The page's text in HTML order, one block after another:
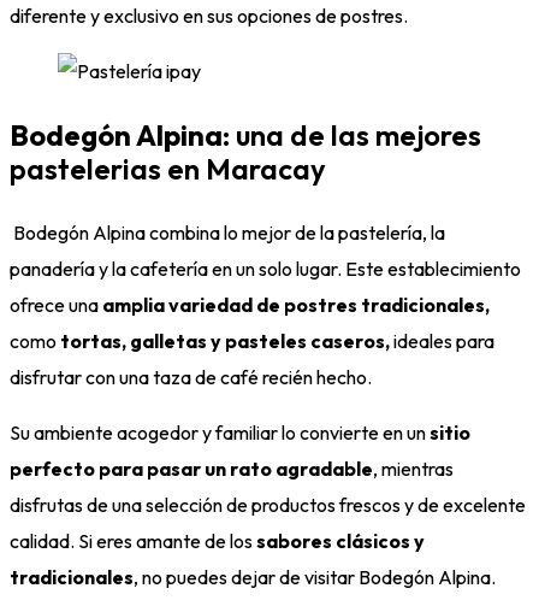
diferente y exclusivo en sus opciones de postres.
Bodegón Alpina: una de las mejores
pastelerias en Maracay
Bodegón Alpina combina lo mejor de la pastelería, la
panadería y la cafetería en un solo lugar. Este establecimiento
ofrece una amplia variedad de postres tradicionales,
como tortas, galletas y pasteles caseros,ideales para
disfrutar con una taza de café recién hecho.
Su ambiente acogedor y familiar lo convierte en unsitio
perfecto para pasar un rato agradable, mientras
disfrutas de una selección de productos frescos y de excelente
calidad. Si eres amante de lossabores clásicos y
tradicionales, no puedes dejar de visitar Bodegón Alpina.